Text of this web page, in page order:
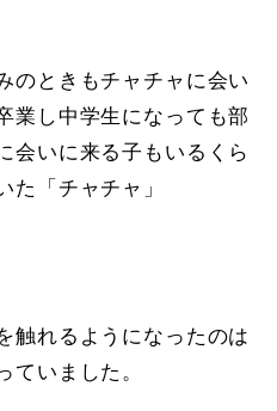
のときもチャチャに会い
業し中学生になっても部
会いに来る子もいるくら
た「チャチャ」
触れるようになったのは
ていました。